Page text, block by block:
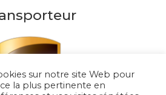
sur notre site Web pour
la plus pertinente en